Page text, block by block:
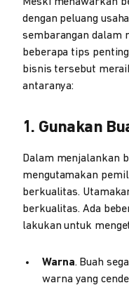
dengan peluang
sembarangan dalam
beberapa tips
bisnis tersebut
antaranya:
1. Gunakan
Dalam menjalankan
mengutamakan
berkualitas.
berkualitas. Ada
lakukan untuk
Warna. Buah
warna yang